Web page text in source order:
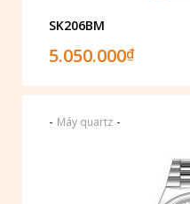
SK206BM
5.050.000₫
- Máy quartz -